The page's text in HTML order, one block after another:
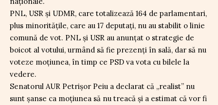
PNL, USR și UDMR, care totalizează 164 de parlamentari,
plus minoritățile, care au 17 deputați, nu au stabilit o linie
comună de vot. PNL și USR au anunțat o strategie de
boicot al votului, urmând să fie prezenți în sală, dar să nu
voteze moțiunea, în timp ce PSD va vota cu bilele la
vedere.
Senatorul AUR Petrișor Peiu a declarat că „realist” nu
sunt șanse ca moțiunea să nu treacă și a estimat că vor fi